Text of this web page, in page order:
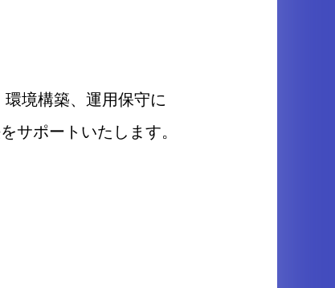
境構築、運用保守に
サポートいたします。